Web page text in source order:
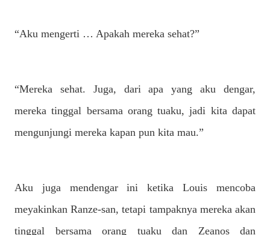
“Aku mengerti … Apakah mereka sehat?”
“Mereka sehat. Juga, dari apa yang aku dengar,
mereka tinggal bersama orang tuaku, jadi kita dapat
mengunjungi mereka kapan pun kita mau.”
Aku juga mendengar ini ketika Louis mencoba
meyakinkan Ranze-san, tetapi tampaknya mereka akan
tinggal bersama orang tuaku dan Zeanos dan